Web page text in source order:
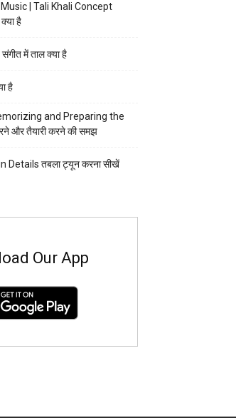
| Tali Khali Concept
है
में ताल क्या है
है
and Preparing the
और तैयारी करने की समझ
Details तबला ट्यून करना सीखें
Our App